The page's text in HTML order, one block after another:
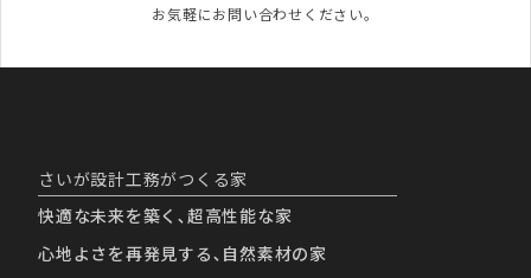
お気軽にお問い合わせください。
さいが設計工務がつくる家
快適な未来を築く､超高性能な家
心地よさを再発見する､自然素材の家